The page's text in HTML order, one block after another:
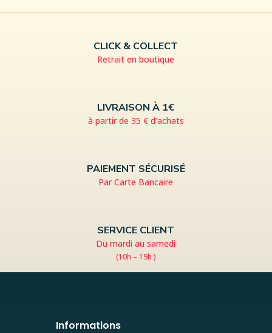
CLICK & COLLECT
Retrait en boutique
LIVRAISON À 1€
à partir de 35 € d’achats
PAIEMENT SÉCURISÉ
Par Carte Bancaire
SERVICE CLIENT
Du mardi au samedi
(10h – 19h )
Informations